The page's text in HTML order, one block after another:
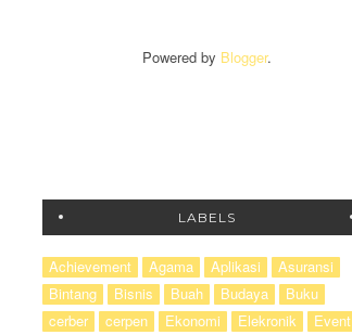
Powered by Blogger.
LABELS
Achievement Agama Aplikasi
Asuransi
Bintang
Bisnis Buah Budaya
Buku
cerber
cerpen Ekonomi Elekronik Event